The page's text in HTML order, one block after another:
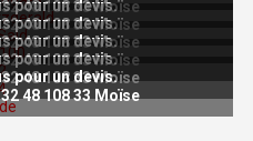
48 108 33 Moïse
pour un devis.
48 108 33 Moïse
pour un devis.
48 108 33 Moïse
pour un devis.
48 108 33 Moïse
pour un devis.
48 108 33 Moïse
pour un devis.
48 108 33 Moïse